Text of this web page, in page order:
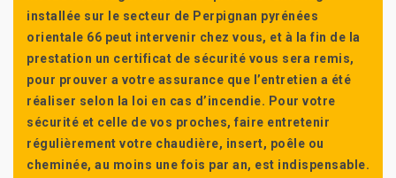
installée sur le secteur de Perpignan pyrénées
orientale 66 peut intervenir chez vous, et à la fin de la
prestation un certificat de sécurité vous sera remis,
pour prouver a votre assurance que l’entretien a été
réaliser selon la loi en cas d’incendie. Pour votre
sécurité et celle de vos proches, faire entretenir
régulièrement votre chaudière, insert, poêle ou
cheminée, au moins une fois par an, est indispensable.